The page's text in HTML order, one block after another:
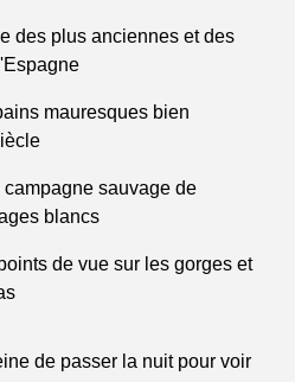
des plus anciennes et des
mauresques bien
sauvage de
blancs
de vue sur les gorges et
de passer la nuit pour voir